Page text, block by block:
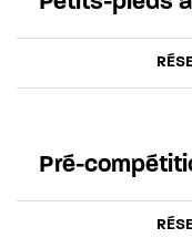
Pré-